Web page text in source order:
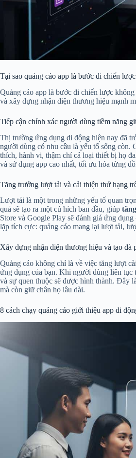
Tại sao quảng cáo app là bước đi chiến
Quảng cáo app là bước đi chiến lược
và xây dựng nhận diện thương hiệu mạnh
Tiếp cận chính xác người dùng tiềm năng
Thị trường ứng dụng di động hiện nay đã
người dùng có nhu cầu là yếu tố sống còn.
thích, hành vi, thậm chí cả loại thiết bị họ
và sử dụng app cao nhất, tối ưu hóa từng
Tăng trưởng lượt tải và cải thiện thứ hạng
Lượt tải là một trong những yếu tố quan
quả sẽ tạo ra một cú hích ban đầu, giúp
Store và Google Play sẽ đánh giá ứng
lặp tích cực: quảng cáo mang lại lượt tải,
Xây dựng nhận diện thương hiệu và tạo đà
Quảng cáo không chỉ là về việc tăng lượt
ứng dụng của bạn. Khi người dùng liên tục
và sự quen thuộc sẽ được hình thành. Đây
mà còn giữ chân họ lâu dài.
8 cách chạy quảng cáo giới thiệu app di